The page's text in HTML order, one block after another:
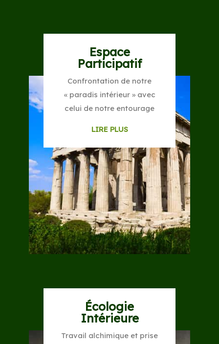
Espace
Participatif
Confrontation de notre
« paradis intérieur » avec
celui de notre entourage
LIRE PLUS
Écologie
Intérieure
Travail alchimique et prise